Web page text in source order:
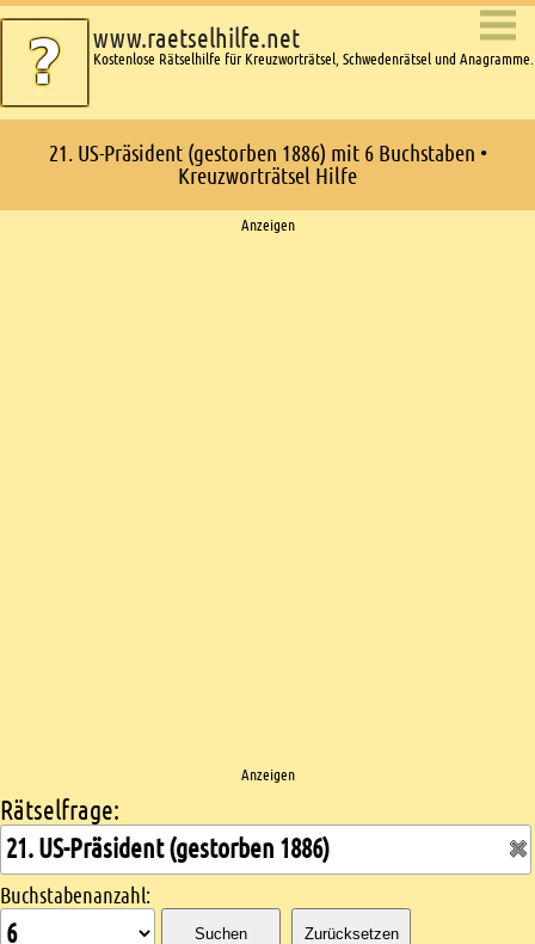
www.raetselhilfe.net
Kostenlose Rätselhilfe für Kreuzworträtsel, Schwedenrätsel und Anagramme.
21. US-Präsident (gestorben 1886) mit 6 Buchstaben •
Kreuzworträtsel Hilfe
Anzeigen
Anzeigen
Kreuzworträtsel suchen
Rätselfrage:
Buchstabenanzahl:
Suchen Zurücksetzen